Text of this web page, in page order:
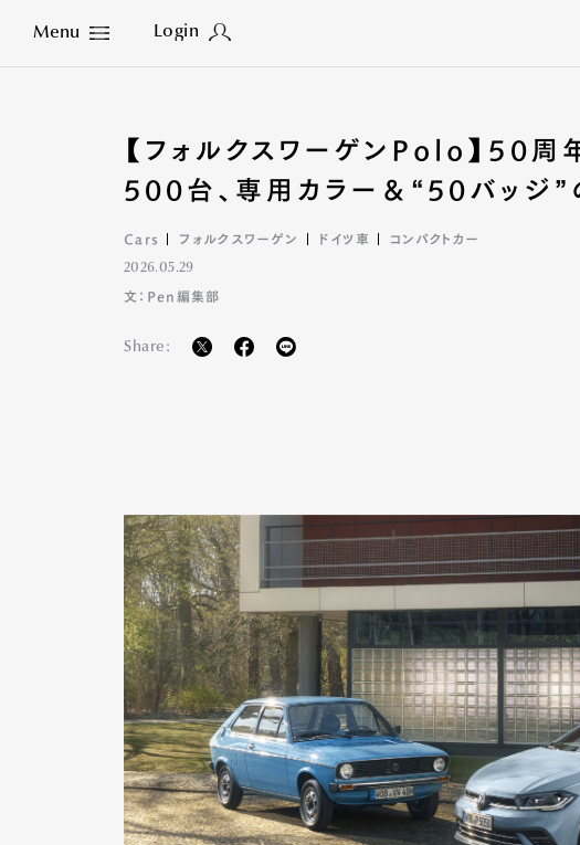
Menu Login
Close
【フォルクスワーゲンPolo】50
500台、専用カラー＆“50バッジ”
Cars フォルクスワーゲン ドイツ車 コンパクトカー
2026.05.29
文：Pen編集部
Share: